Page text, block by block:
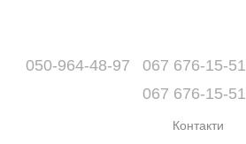
050-964-48-97 067 676-15-51
067 676-15-51
Контакти